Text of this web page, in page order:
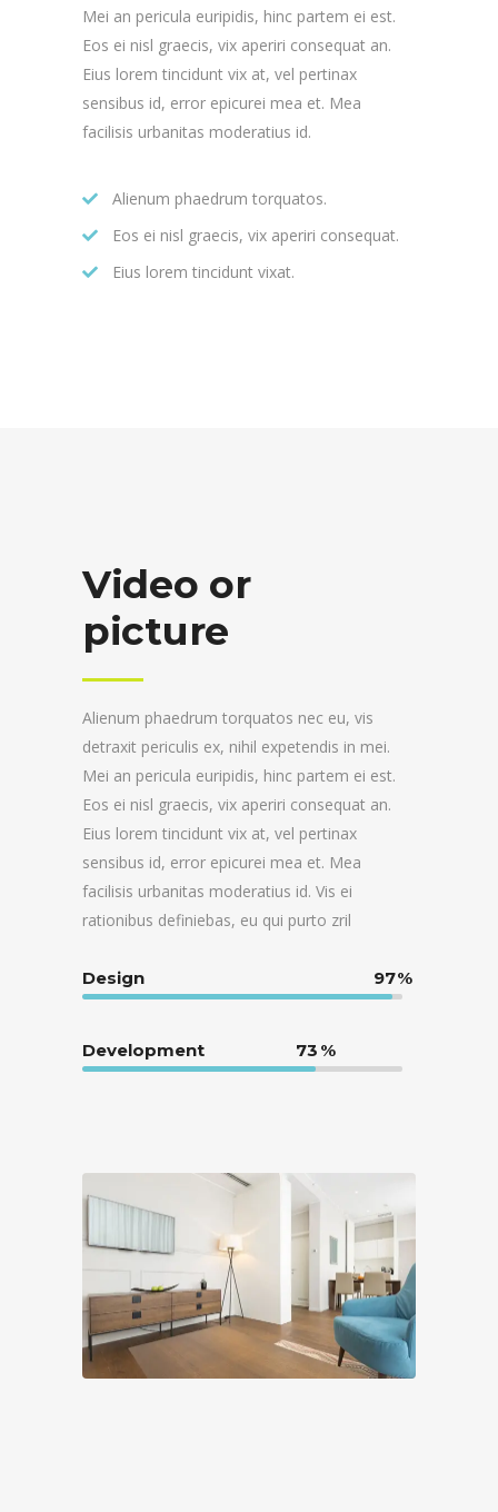
Mei an pericula euripidis, hinc partem ei est.
Eos ei nisl graecis, vix aperiri consequat an.
Eius lorem tincidunt vix at, vel pertinax
sensibus id, error epicurei mea et. Mea
facilisis urbanitas moderatius id.
Alienum phaedrum torquatos.
Eos ei nisl graecis, vix aperiri consequat.
Eius lorem tincidunt vixat.
Video or
picture
Alienum phaedrum torquatos nec eu, vis
detraxit periculis ex, nihil expetendis in mei.
Mei an pericula euripidis, hinc partem ei est.
Eos ei nisl graecis, vix aperiri consequat an.
Eius lorem tincidunt vix at, vel pertinax
sensibus id, error epicurei mea et. Mea
facilisis urbanitas moderatius id. Vis ei
rationibus definiebas, eu qui purto zril
Design 97
Development 73